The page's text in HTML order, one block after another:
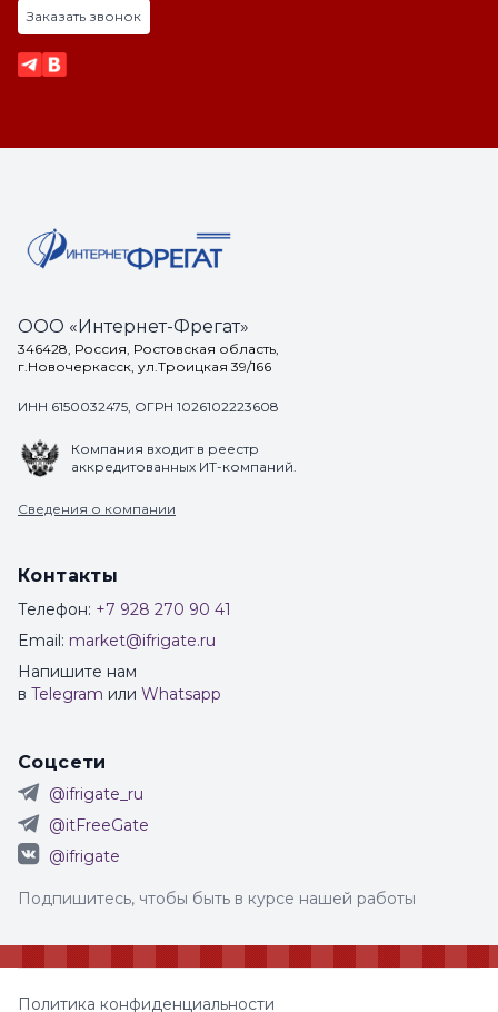
Заказать звонок
ООО «Интернет-Фрегат»
346428, Россия, Ростовская область,
г.Новочеркасск, ул.Троицкая 39/166
ИНН 6150032475, ОГРН 1026102223608
Компания входит в реестр
аккредитованных ИТ-компаний.
Сведения о компании
Контакты
Телефон: +7 928 270 90 41
Email: market@ifrigate.ru
Напишите нам
в Telegram или Whatsapp
Соцсети
@ifrigate_ru
@itFreeGate
@ifrigate
Подпишитесь, чтобы быть в курсе нашей работы
Политика конфиденциальности